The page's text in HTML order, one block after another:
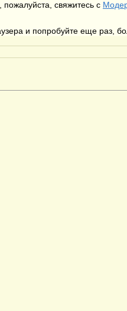
свяжитесь с
и попробуйте еще раз,